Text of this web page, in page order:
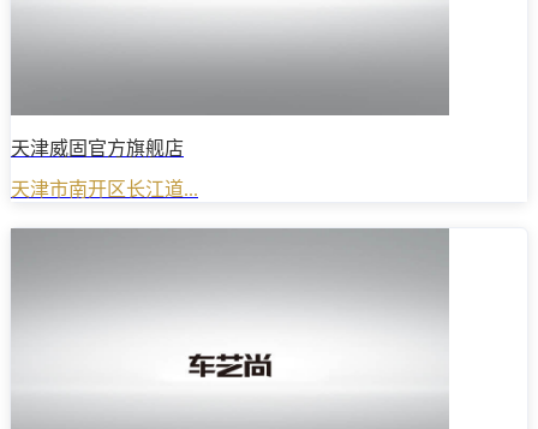
天津威固官方旗舰店
天津市南开区长江道...